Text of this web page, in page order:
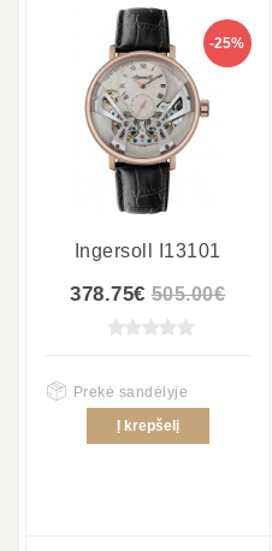
-25%
Ingersoll I13101
378.75€ 505.00€
Prekė sandėlyje
Į krepšelį